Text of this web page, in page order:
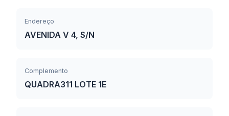
Endereço
AVENIDA V 4, S/N
Complemento
QUADRA311 LOTE 1E